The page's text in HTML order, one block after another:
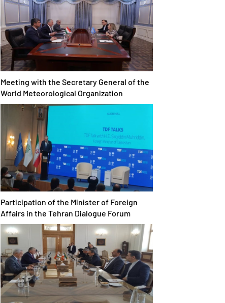
Meeting with the Secretary General of the
World Meteorological Organization
Participation of the Minister of Foreign
Affairs in the Tehran Dialogue Forum